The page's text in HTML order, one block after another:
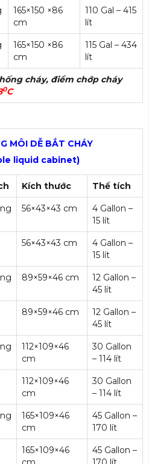
165×150 ×86
cm
110 Gal – 415
lít
165×150 ×86
cm
115 Gal – 434
lít
cháy, điểm chớp cháy
0C
MÔI DỄ BẮT CHÁY
liquid cabinet)
Kích thước Thể tích
56×43×43 cm
4 Gallon –
15 lít
56×43×43 cm
4 Gallon –
15 lít
89×59×46 cm
12 Gallon –
45 lít
89×59×46 cm
12 Gallon –
45 lít
112×109×46
cm
30 Gallon
– 114 lít
112×109×46
cm
30 Gallon
– 114 lít
165×109×46
cm
45 Gallon –
170 lít
165×109×46
45 Gallon –